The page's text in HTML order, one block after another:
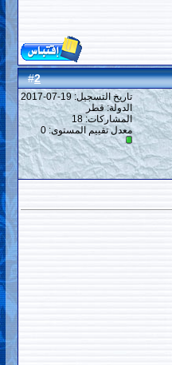
#
2
تاريخ التسجيل: 19-07-2017
الدولة: قطر
المشاركات: 18
معدل تقييم المستوى: 0